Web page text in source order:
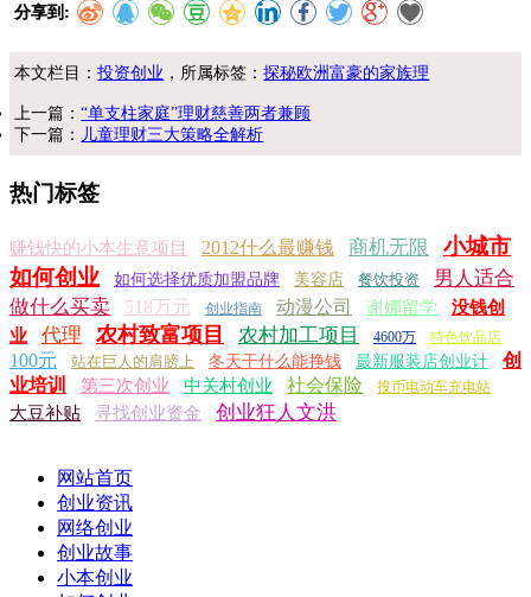
分享到:
本文栏目：投资创业 ，所属标签：探秘欧洲富豪的家族理
上一篇：“单支柱家庭”理财慈善两者兼顾
下一篇： 儿童理财三大策略全解析
热门标签
赚钱快的小本生意项目 2012什么最赚钱 商机无限
小城市
如何创业
如何选择优质加盟品牌 美容店 餐饮投资
男人适合
做什么买卖
518万元 创业指南 动漫公司 谢娜留学
没钱创
业
代理 农村致富项目 农村加工项目 4600万 特色饮品店
100元 站在巨人的肩膀上 冬天干什么能挣钱 最新服装店创业计
创
业培训
第三次创业 中关村创业 社会保险 投币电动车充电站
大豆补贴 寻找创业资金 创业狂人文洪
网站首页
创业资讯
网络创业
创业故事
小本创业